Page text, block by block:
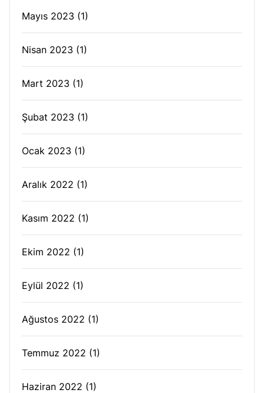
Mayıs 2023 (1)
Nisan 2023 (1)
Mart 2023 (1)
Şubat 2023 (1)
Ocak 2023 (1)
Aralık 2022 (1)
Kasım 2022 (1)
Ekim 2022 (1)
Eylül 2022 (1)
Ağustos 2022 (1)
Temmuz 2022 (1)
Haziran 2022 (1)